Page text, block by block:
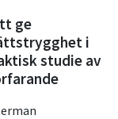
ge
i
studie av